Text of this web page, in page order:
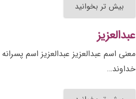
بیش تر بخوانید
عبدالعزیز
خداوند…